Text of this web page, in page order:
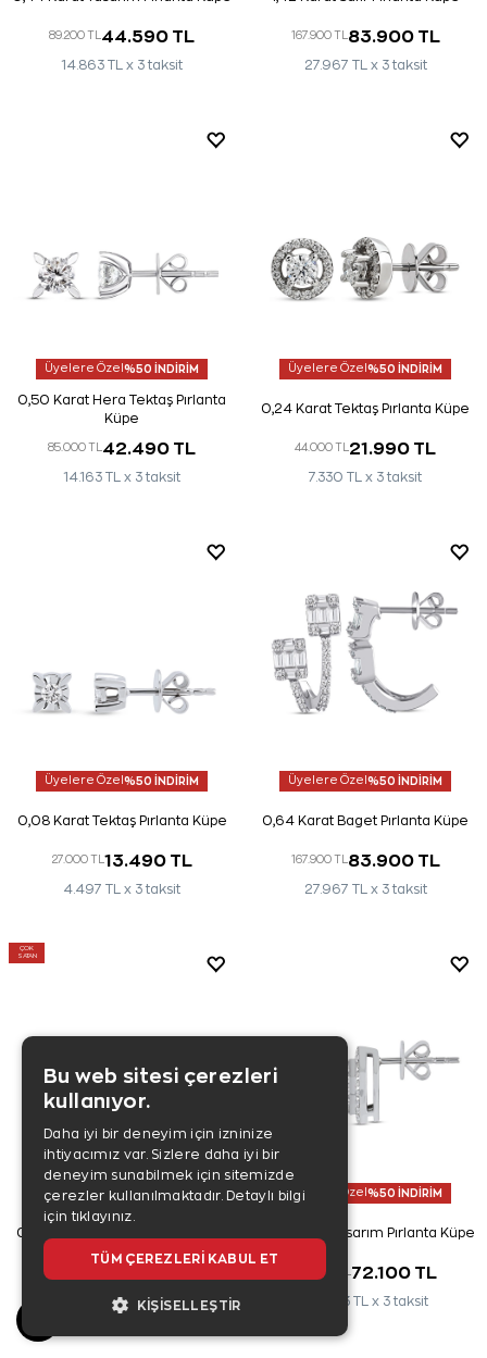
89.200 TL 44.590 TL
14.863 TL x 3 taksit
167.900 TL 83.900 TL
27.967 TL x 3 taksit
Üyelere Özel %50 İNDİRİM
0,50 Karat Hera Tektaş Pırlanta
Küpe
85.000 TL 42.490 TL
14.163 TL x 3 taksit
Üyelere Özel %50 İNDİRİM
0,24 Karat Tektaş Pırlanta Küpe
44.000 TL 21.990 TL
7.330 TL x 3 taksit
Üyelere Özel %50 İNDİRİM
0,08 Karat Tektaş Pırlanta Küpe
27.000 TL 13.490 TL
4.497 TL x 3 taksit
Üyelere Özel %50 İNDİRİM
0,64 Karat Baget Pırlanta Küpe
167.900 TL 83.900 TL
27.967 TL x 3 taksit
ÇOK
SATAN
Üyelere Özel %50 İNDİRİM
0,40 Karat Tektaş Pırlanta Küpe
12.030 TL x 3 taksit
Üyelere Özel %50 İNDİRİM
0,65 Karat Tasarım Pırlanta Küpe
144.200 TL 72.100 TL
24.033 TL x 3 taksit
Bu web sitesi çerezleri
kullanıyor.
Daha iyi bir deneyim için izninize
ihtiyacımız var. Sizlere daha iyi bir
deneyim sunabilmek için sitemizde
çerezler kullanılmaktadır. Detaylı bilgi
için tıklayınız.
TÜM ÇEREZLERI KABUL ET
KIŞISELLEŞTIR